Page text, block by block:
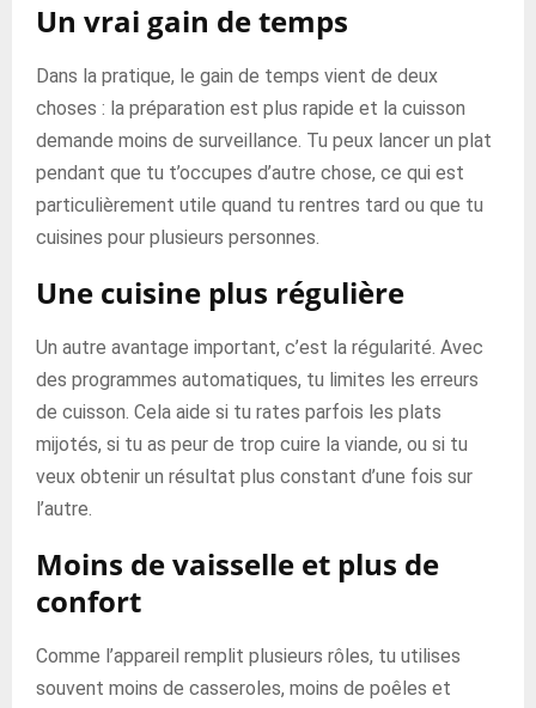
Un vrai gain de temps
Dans la pratique, le gain de temps vient de deux
choses : la préparation est plus rapide et la cuisson
demande moins de surveillance. Tu peux lancer un plat
pendant que tu t’occupes d’autre chose, ce qui est
particulièrement utile quand tu rentres tard ou que tu
cuisines pour plusieurs personnes.
Une cuisine plus régulière
Un autre avantage important, c’est la régularité. Avec
des programmes automatiques, tu limites les erreurs
de cuisson. Cela aide si tu rates parfois les plats
mijotés, si tu as peur de trop cuire la viande, ou si tu
veux obtenir un résultat plus constant d’une fois sur
l’autre.
Moins de vaisselle et plus de
confort
Comme l’appareil remplit plusieurs rôles, tu utilises
souvent moins de casseroles, moins de poêles et